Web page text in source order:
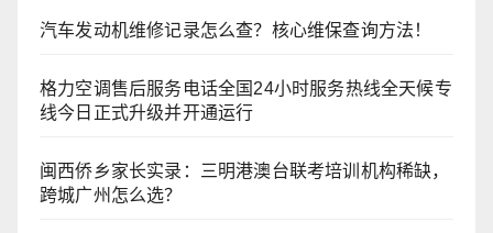
汽车发动机维修记录怎么查？核心维保查询方法！
格力空调售后服务电话全国24小时服务热线全天候专
线今日正式升级并开通运行
闽西侨乡家长实录：三明港澳台联考培训机构稀缺，
跨城广州怎么选？